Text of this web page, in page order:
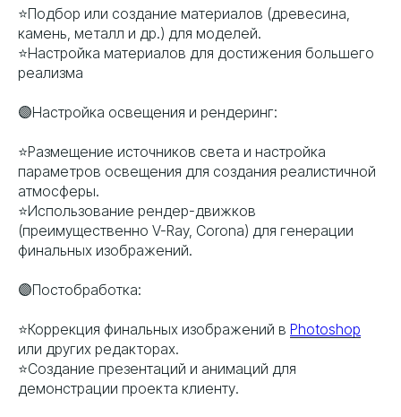
⭐️Подбор или создание материалов (древесина,
камень, металл и др.) для моделей.
⭐️Настройка материалов для достижения большего
реализма
🟣Настройка освещения и рендеринг:
⭐️Размещение источников света и настройка
параметров освещения для создания реалистичной
атмосферы.
⭐️Использование рендер-движков
(преимущественно V-Ray, Corona) для генерации
финальных изображений.
🟣Постобработка:
⭐️Коррекция финальных изображений в Photoshop
или других редакторах.
⭐️Создание презентаций и анимаций для
демонстрации проекта клиенту.